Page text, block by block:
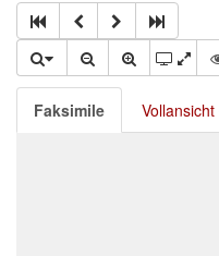
Faksimile Vollansicht